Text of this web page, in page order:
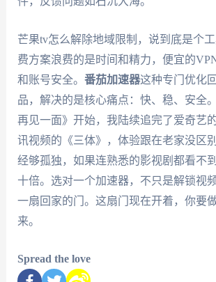
芒果tv怎么解除地域限制，说到底是个
费方案浪费的是时间和精力，便宜的
和账号安全。 番茄加速器这种专门优化
品，解决的是核心痛点：快、稳、安全
再见一面》开始，我陆续追完了爱奇艺
讯视频的《三体》，体验跟在老家没区
经够孤独，如果连熟悉的影视剧都看不
十倍。选对一个加速器，不只是解锁视
一扇回家的门。这扇门现在开着，你要
来。
Spread the love